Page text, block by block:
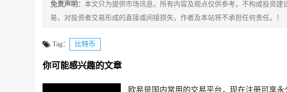
免责声明： 本文只为提供市场讯息，所有内容及观点仅供参考，不构成投资
易，对投资者交易形成的直接或间接损失，作者及本站将不承担任何责任。！
Tag： 比特币
你可能感兴趣的文章
欧易是国内常用的交易平台，现在注册可享永